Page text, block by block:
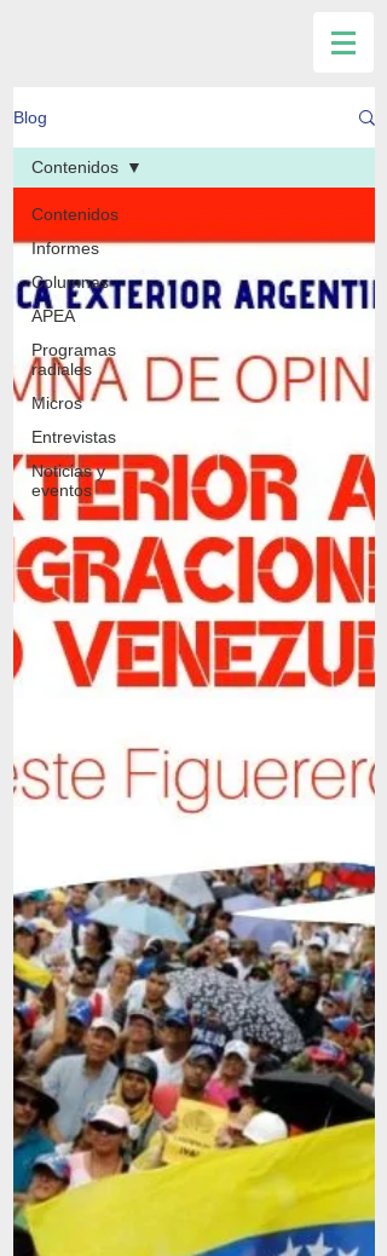
Blog
Contenidos
Informes
Columnas
APEA
Programas
radiales
Micros
Entrevistas
Noticias y
eventos
Contenidos